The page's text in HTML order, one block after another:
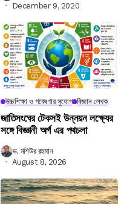
December 9, 2020
উচ্চশিক্ষা ও গবেষণার সুযোগ বিজ্ঞান লেখক
জাতিসংঘের টেকসই উন্নয়ন লক্ষ্যের
সঙ্গে বিজ্ঞানী অর্গ এর পথচলা
ড. মশিউর রহমান
August 8, 2026